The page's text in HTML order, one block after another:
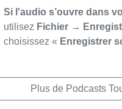
Si l'audio s’ouvre dans
utilisez Fichier →
choisissez « Enregistrer
Plus de Podcasts